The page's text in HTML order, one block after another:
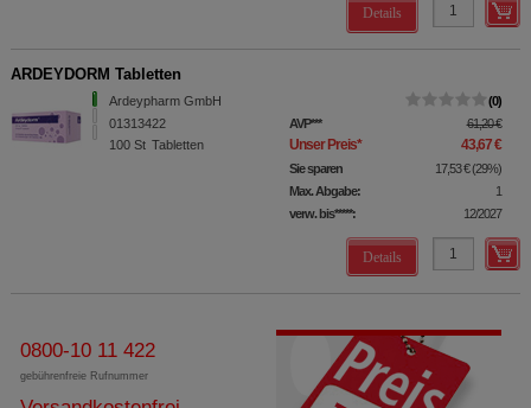
Details
ARDEYDORM Tabletten
Ardeypharm GmbH
01313422
100 St Tabletten
0
AVP*** 61,20 €
Unser Preis* 43,67 €
Sie sparen 17,53 € (29%)
Max. Abgabe:
1
verw. bis*****:
12/2027
Details
0800-10 11 422
gebührenfreie Rufnummer